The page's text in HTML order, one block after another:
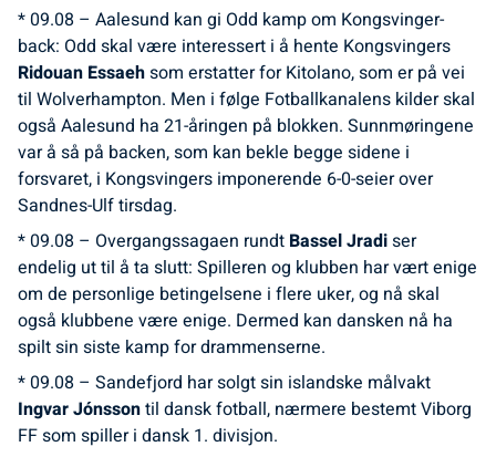
* 09.08 – Aalesund kan gi Odd kamp om Kongsvinger-
back: Odd skal være interessert i å hente Kongsvingers
Ridouan Essaehsom erstatter for Kitolano, som er på vei
til Wolverhampton. Men i følge Fotballkanalens kilder skal
også Aalesund ha 21-åringen på blokken. Sunnmøringene
var å så på backen, som kan bekle begge sidene i
forsvaret, i Kongsvingers imponerende 6-0-seier over
Sandnes-Ulf tirsdag.
* 09.08 – Overgangssagaen rundt Bassel Jradiser
endelig ut til å ta slutt: Spilleren og klubben har vært enige
om de personlige betingelsene i flere uker, og nå skal
også klubbene være enige. Dermed kan dansken nå ha
spilt sin siste kamp for drammenserne.
* 09.08 – Sandefjord har solgt sin islandske målvakt
Ingvar Jónssontil dansk fotball, nærmere bestemt Viborg
FF som spiller i dansk 1. divisjon.